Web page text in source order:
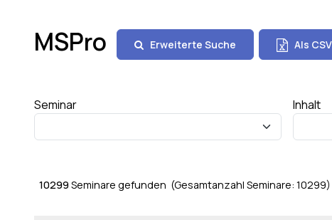
MSPro Erweiterte Suche Als
Seminar Inhalt
10299 Seminare gefunden (Gesamtanzahl Seminare: 10299)